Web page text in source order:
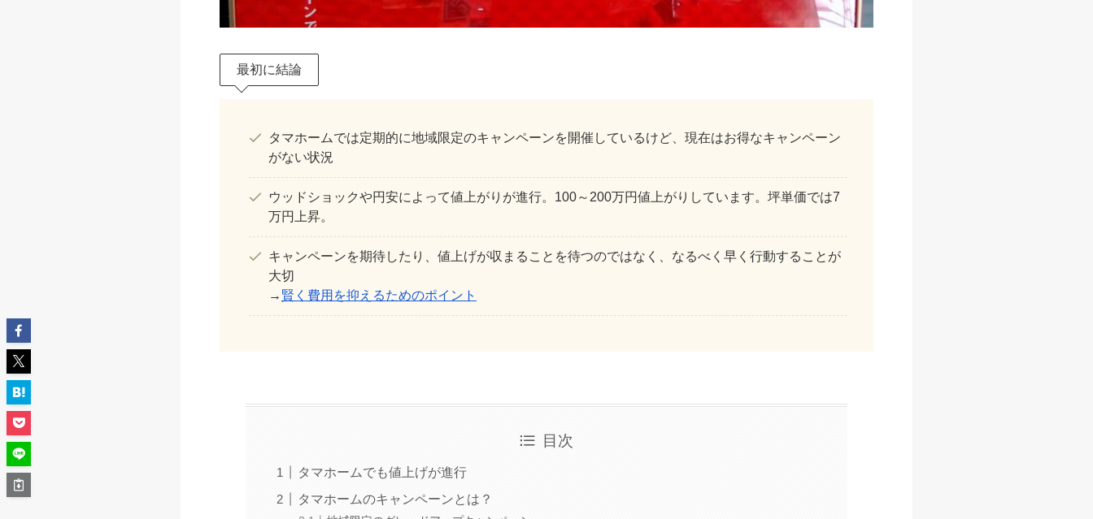
最初に結論
タマホームでは定期的に地域限定のキャンペーンを開催しているけど、現在はお得なキャンペーン
がない状況
ウッドショックや円安によって値上がりが進行。100～200万円値上がりしています。坪単価では7
万円上昇。
キャンペーンを期待したり、値上げが収まることを待つのではなく、なるべく早く行動することが
大切
→ 賢く費用を抑えるためのポイント
目次
タマホームでも値上げが進行
タマホームのキャンペーンとは？